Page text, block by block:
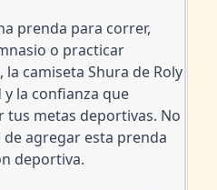
prenda para correr,
o practicar
camiseta Shura de Roly
la confianza que
tus metas deportivas. No
agregar esta prenda
deportiva.